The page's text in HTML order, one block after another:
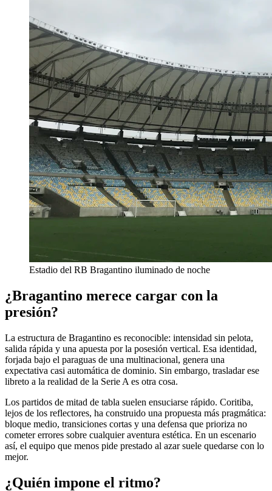
Estadio del RB Bragantino iluminado de noche
¿Bragantino merece cargar con la
presión?
La estructura de Bragantino es reconocible: intensidad sin pelota,
salida rápida y una apuesta por la posesión vertical. Esa identidad,
forjada bajo el paraguas de una multinacional, genera una
expectativa casi automática de dominio. Sin embargo, trasladar ese
libreto a la realidad de la Serie A es otra cosa.
Los partidos de mitad de tabla suelen ensuciarse rápido. Coritiba,
lejos de los reflectores, ha construido una propuesta más pragmática:
bloque medio, transiciones cortas y una defensa que prioriza no
cometer errores sobre cualquier aventura estética. En un escenario
así, el equipo que menos pide prestado al azar suele quedarse con lo
mejor.
¿Quién impone el ritmo?